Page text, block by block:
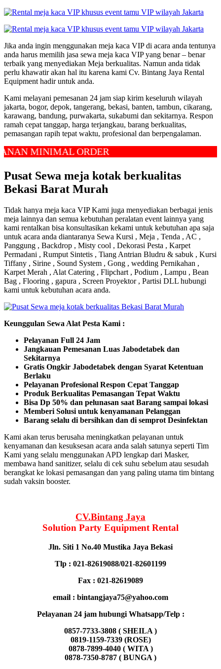
Jika anda ingin menggunakan meja kaca VIP di acara anda tentunya
anda harus memilih jasa sewa meja kaca VIP yang benar – benar
terbaik yang menyediakan Meja berkualitas. Namun anda tidak
perlu khawatir akan hal itu karena kami Cv. Bintang Jaya Rental
Equipment hadir untuk anda.
Kami melayani pemesanan 24 jam siap kirim keseluruh wilayah
jakarta, bogor, depok, tangerang, bekasi, banten, tambun, cikarang,
karawang, bandung, purwakarta, sukabumi dan sekitarnya. Respon
ramah cepat tanggap, harga terjangkau, barang berkualitas,
pemasangan rapih tepat waktu, profesional dan berpengalaman.
ORDER
Pusat Sewa meja kotak berkualitas
Bekasi Barat Murah
Tidak hanya meja kaca VIP Kami juga menyediakan berbagai jenis
meja lainnya dan semua kebutuhan peralatan event lainnya yang
kami rentalkan bisa konsultasikan kekami untuk kebutuhan apa saja
untuk acara anda diantaranya Sewa Kursi , Meja , Tenda , AC ,
Panggung , Backdrop , Misty cool , Dekorasi Pesta , Karpet
Permadani , Rumput Sintetis , Tiang Antrian Bludru & sabuk , Kursi
Tiffany , Sirine , Sound System , Gong , wedding Pernikahan ,
Karpet Merah , Alat Catering , Flipchart , Podium , Lampu , Bean
Bag , Flooring , gapura , Screen Proyektor , Partisi DLL hubungi
kami untuk kebutuhan acara anda.
Keunggulan Sewa Alat Pesta Kami :
Pelayanan Full 24 Jam
Jangkauan Pemesanan Luas Jabodetabek dan
Sekitarnya
Gratis Ongkir Jabodetabek dengan Syarat Ketentuan
Berlaku
Pelayanan Profesional Respon Cepat Tanggap
Produk Berkualitas Pemasangan Tepat Waktu
Bisa Dp 50% dan pelunasan saat Barang sampai lokasi
Memberi Solusi untuk kenyamanan Pelanggan
Barang selalu di bersihkan dan di semprot Desinfektan
Kami akan terus berusaha meningkatkan pelayanan untuk
kenyamanan dan kesuksesan acara anda salah satunya seperti Tim
Kami yang selalu menggunakan APD lengkap dari Masker,
membawa hand sanitizer, selalu di cek suhu sebelum atau sesudah
berangkat ke lokasi pemasangan dan yang paling utama tim bintang
sudah vaksin booster.
CV.Bintang Jaya
Solution Party EquipmentRental
Jln. Siti 1 No.40 Mustika Jaya Bekasi
Tlp : 021-82619088/021-82601199
Fax : 021-82619089
email : bintangjaya75@yahoo.com
Pelayanan 24 jam hubungi Whatsapp/Telp :
0857-7733-3808 ( SHEILA )
0819-1159-7339 (ROSE)
0878-7899-4040 ( WITA )
0878-7350-8787 ( BUNGA )